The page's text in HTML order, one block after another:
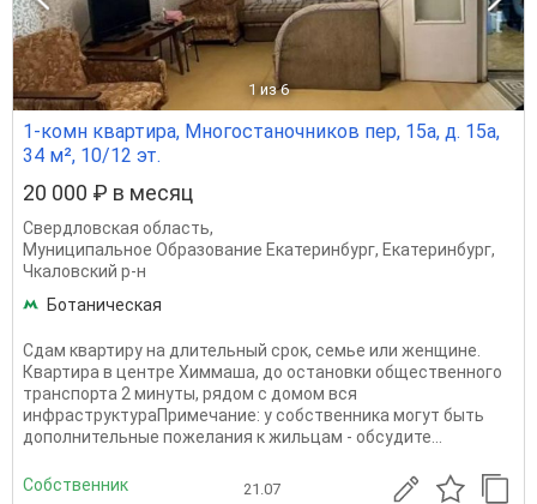
1 из 6
1-комн квартира, Многостаночников пер, 15а, д. 15а,
34 м², 10/12 эт.
20 000 ₽ в месяц
Свердловская область,
Муниципальное Образование Екатеринбург, Екатеринбург,
Чкаловский р-н
Ботаническая
Сдам квартиру на длительный срок, семье или женщине.
Квартира в центре Химмаша, до остановки общественного
транспорта 2 минуты, рядом с домом вся
инфраструктураПримечание: у собственника могут быть
дополнительные пожелания к жильцам - обсудите...
Собственник 21.07